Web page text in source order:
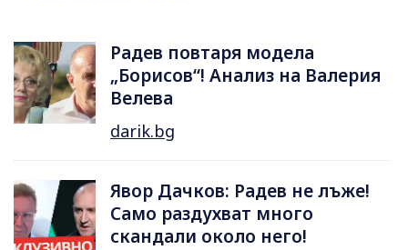
Радев повтаря модела
„Борисов“! Анализ на Валерия
Велева
darik.bg
Явор Дачков: Радев не лъже!
Само раздухват много
скандали около него!